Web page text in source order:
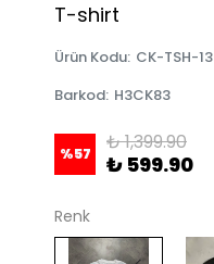
T-shirt
Ürün Kodu: CK-TSH-13
Barkod: H3CK83
%57 ₺ 1,399.90
₺ 599.90
Renk